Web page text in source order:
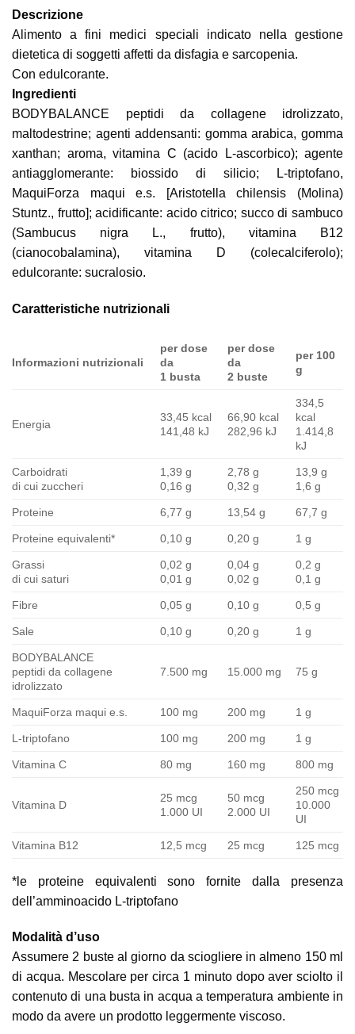
Descrizione
Alimento a fini medici speciali indicato nella gestione
dietetica di soggetti affetti da disfagia e sarcopenia.
Con edulcorante.
Ingredienti
BODYBALANCE peptidi da collagene idrolizzato,
maltodestrine; agenti addensanti: gomma arabica, gomma
xanthan; aroma, vitamina C (acido L-ascorbico); agente
antiagglomerante: biossido di silicio; L-triptofano,
MaquiForza maqui e.s. [Aristotella chilensis (Molina)
Stuntz., frutto]; acidificante: acido citrico; succo di sambuco
(Sambucus nigra L., frutto), vitamina B12
(cianocobalamina), vitamina D (colecalciferolo);
edulcorante: sucralosio.
Caratteristiche nutrizionali
Informazioni nutrizionali
per dose
da
1 busta
per dose
da
2 buste
per 100
g
Energia
33,45 kcal
141,48 kJ
66,90 kcal
282,96 kJ
334,5
kcal
1.414,8
kJ
Carboidrati
di cui zuccheri
1,39 g
0,16 g
2,78 g
0,32 g
13,9 g
1,6 g
Proteine 6,77 g 13,54 g 67,7 g
Proteine equivalenti* 0,10 g 0,20 g 1 g
Grassi
di cui saturi
0,02 g
0,01 g
0,04 g
0,02 g
0,2 g
0,1 g
Fibre 0,05 g 0,10 g 0,5 g
Sale 0,10 g 0,20 g 1 g
BODYBALANCE
peptidi da collagene
idrolizzato
7.500 mg 15.000 mg 75 g
MaquiForza maqui e.s. 100 mg 200 mg 1 g
L-triptofano 100 mg 200 mg 1 g
Vitamina C 80 mg 160 mg 800 mg
Vitamina D
25 mcg
1.000 UI
50 mcg
2.000 UI
250 mcg
10.000
UI
Vitamina B12 12,5 mcg 25 mcg 125 mcg
*le proteine equivalenti sono fornite dalla presenza
dell’amminoacido L-triptofano
Modalità d’uso
Assumere 2 buste al giorno da sciogliere in almeno 150 ml
di acqua. Mescolare per circa 1 minuto dopo aver sciolto il
contenuto di una busta in acqua a temperatura ambiente in
modo da avere un prodotto leggermente viscoso.